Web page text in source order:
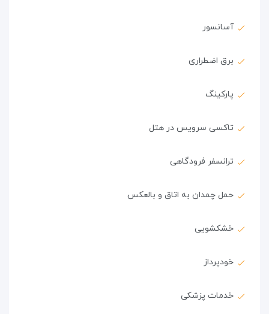
آسانسور
برق اضطراری
پارکینگ
تاکسی سرویس در هتل
ترانسفر فرودگاهی
حمل چمدان به اتاق و بالعکس
خشکشویی
خودپرداز
خدمات پزشکی